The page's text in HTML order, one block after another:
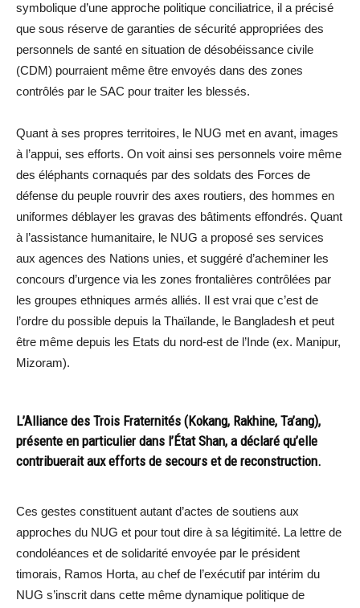
symbolique d’une approche politique conciliatrice, il a précisé
que sous réserve de garanties de sécurité appropriées des
personnels de santé en situation de désobéissance civile
(CDM) pourraient même être envoyés dans des zones
contrôlés par le SAC pour traiter les blessés.
Quant à ses propres territoires, le NUG met en avant, images
à l’appui, ses efforts. On voit ainsi ses personnels voire même
des éléphants cornaqués par des soldats des Forces de
défense du peuple rouvrir des axes routiers, des hommes en
uniformes déblayer les gravas des bâtiments effondrés. Quant
à l’assistance humanitaire, le NUG a proposé ses services
aux agences des Nations unies, et suggéré d’acheminer les
concours d’urgence via les zones frontalières contrôlées par
les groupes ethniques armés alliés. Il est vrai que c’est de
l’ordre du possible depuis la Thaïlande, le Bangladesh et peut
être même depuis les Etats du nord-est de l’Inde (ex. Manipur,
Mizoram).
L’Alliance des Trois Fraternités (Kokang, Rakhine, Ta’ang),
présente en particulier dans l’État Shan, a déclaré qu’elle
contribuerait aux efforts de secours et de reconstruction.
Ces gestes constituent autant d’actes de soutiens aux
approches du NUG et pour tout dire à sa légitimité. La lettre de
condoléances et de solidarité envoyée par le président
timorais, Ramos Horta, au chef de l’exécutif par intérim du
NUG s’inscrit dans cette même dynamique politique de